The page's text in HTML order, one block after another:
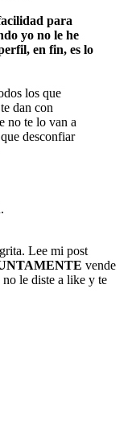
para
yo no le he
en fin, es lo
los que
dan con
no te lo van a
desconfiar
Lee mi post
vende
no le diste a like y te